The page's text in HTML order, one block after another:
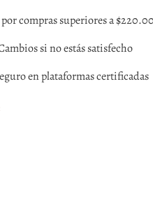
compras superiores a
si no estás satisfecho
en plataformas certificadas